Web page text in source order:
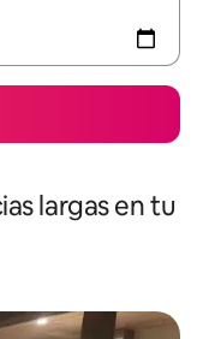
largas en tu